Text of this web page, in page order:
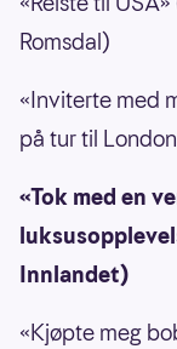
Romsdal)
«Inviterte med
på tur til
«Tok med en
Innlandet)
«Kjøpte meg